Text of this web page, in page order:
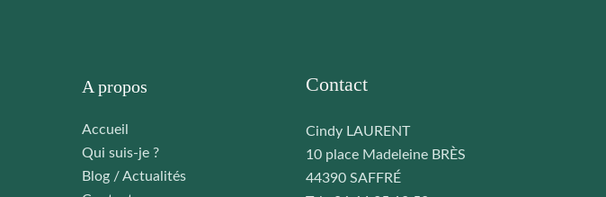
A propos
Accueil
Qui suis-je ?
Blog / Actualités
Contact
Cindy LAURENT
10 place Madeleine BRÈS
44390 SAFFRÉ